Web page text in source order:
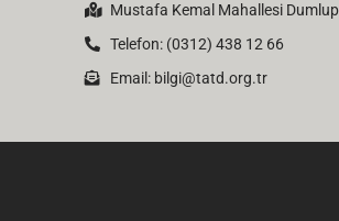
Mustafa Kemal Mahallesi
Telefon: (0312) 438 12 66
Email: bilgi@tatd.org.tr